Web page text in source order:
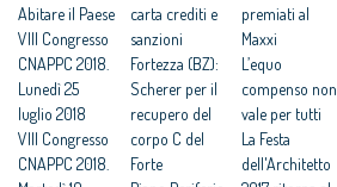
del no’
Cappochin:
«Tornare a
investire sulle
politiche
urbane di
lungo termine»
Sviluppo:
Cappochin
“subito una
politica
nazionale per
le città”
Riuso delle
via a Cortina la
Biennale
“Barbara
Cappochin”
Abitare il Paese
VIII Congresso
CNAPPC 2018.
Lunedì 25
luglio 2018
VIII Congresso
CNAPPC 2018.
carta crediti e
sanzioni
Fortezza (BZ):
Scherer per il
recupero del
corpo C del
Forte
premiati al
Maxxi
L’equo
compenso non
vale per tutti
La Festa
dell'Architetto